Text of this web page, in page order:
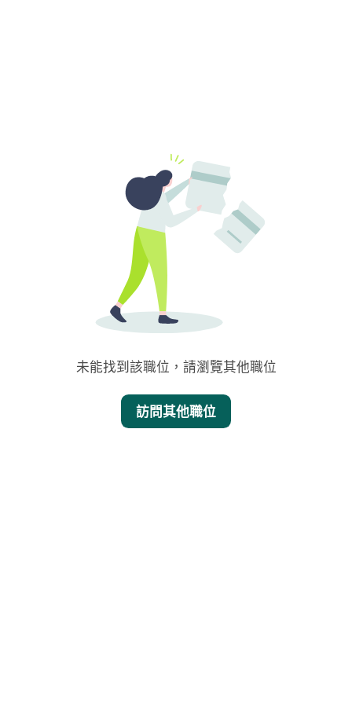
未能找到該職位，請瀏覽其他職位
訪問其他職位